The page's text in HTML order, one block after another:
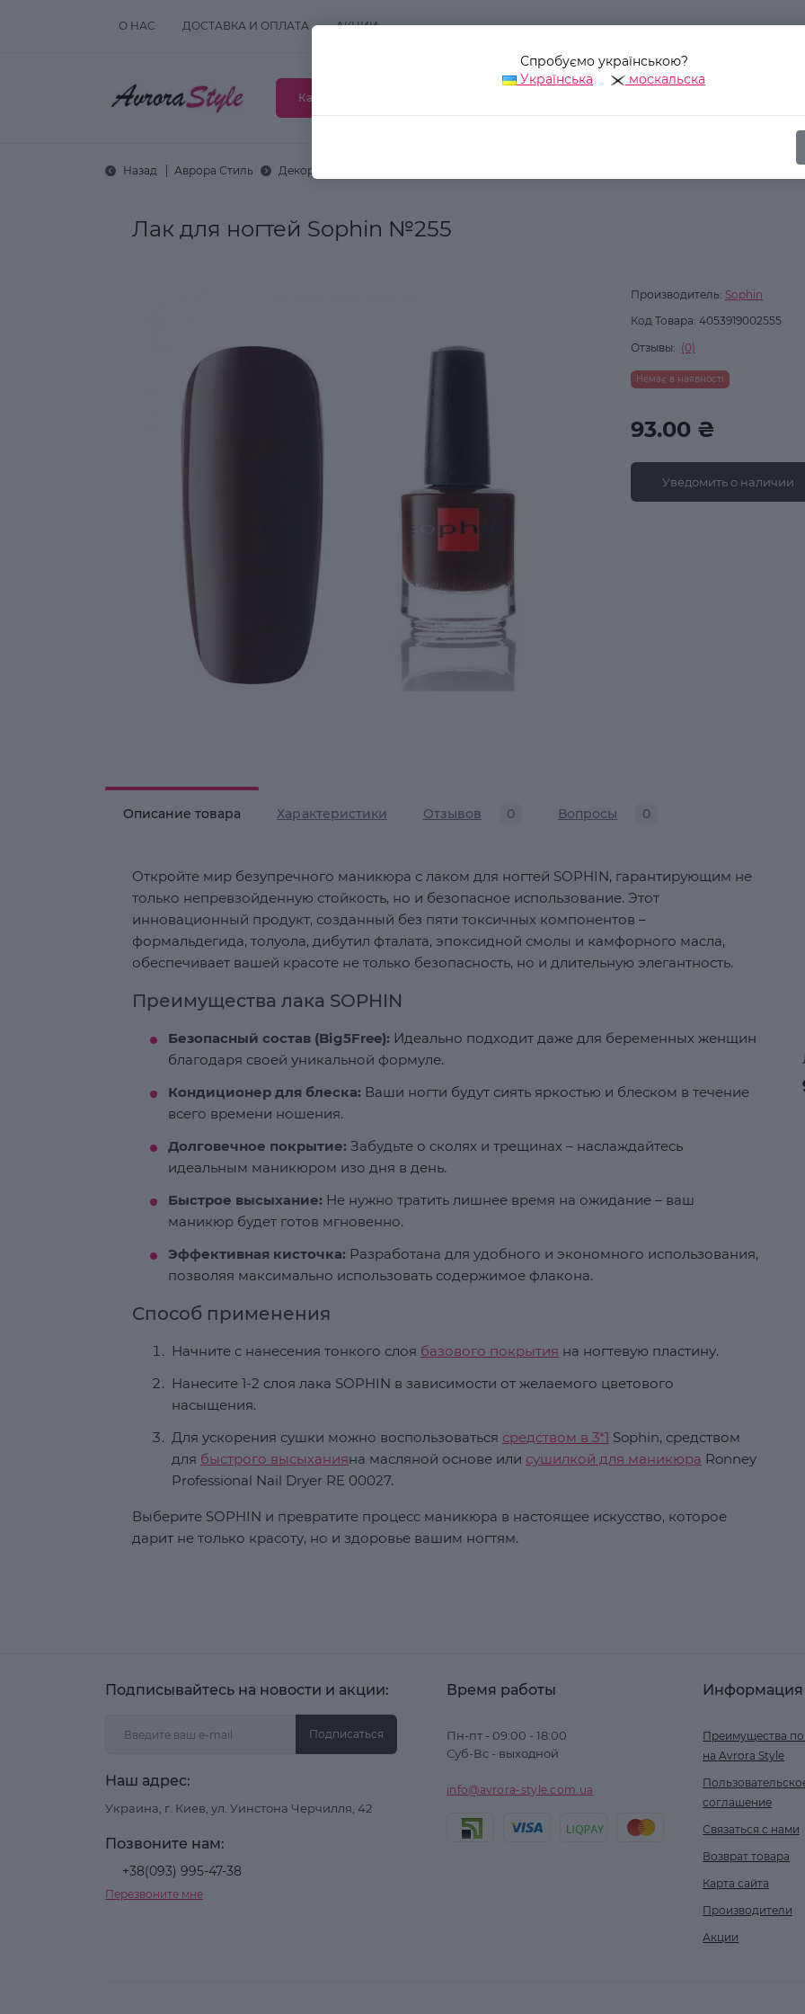
О НАС ДОСТАВКА И ОПЛАТА АКЦИИ
Каталог товаров
Назад Аврора Стиль Декоративная косметика
Спробуємо українською?
Українська
москальска
Лак для ногтей Sophin №255
Производитель: Sophin
Код Товара: 4053919002555
Отзывы: (0)
Немає в наявності
93.00 ₴
Уведомить о наличии
Описание товара Характеристики Отзывов 0 Вопросы 0
Откройте мир безупречного маникюра с лаком для ногтей SOPHIN, гарантирующим не
только непревзойденную стойкость, но и безопасное использование. Этот
инновационный продукт, созданный без пяти токсичных компонентов –
формальдегида, толуола, дибутил фталата, эпоксидной смолы и камфорного масла,
обеспечивает вашей красоте не только безопасность, но и длительную элегантность.
Преимущества лака SOPHIN
Безопасный состав (Big5Free): Идеально подходит даже для беременных женщин
благодаря своей уникальной формуле.
Кондиционер для блеска: Ваши ногти будут сиять яркостью и блеском в течение
всего времени ношения.
Долговечное покрытие: Забудьте о сколях и трещинах – наслаждайтесь
идеальным маникюром изо дня в день.
Быстрое высыхание: Не нужно тратить лишнее время на ожидание – ваш
маникюр будет готов мгновенно.
Эффективная кисточка: Разработана для удобного и экономного использования,
позволяя максимально использовать содержимое флакона.
Способ применения
Начните с нанесения тонкого слоя базового покрытия на ногтевую пластину.
Нанесите 1-2 слоя лака SOPHIN в зависимости от желаемого цветового
насыщения.
Для ускорения сушки можно воспользоваться средством в 3*1 Sophin, средством
для быстрого высыханияна масляной основе или сушилкой для маникюра Ronney
Professional Nail Dryer RE 00027.
Выберите SOPHIN и превратите процесс маникюра в настоящее искусство, которое
дарит не только красоту, но и здоровье вашим ногтям.
Подписывайтесь на новости и акции:
Подписаться
Наш адрес:
Украина, г. Киев, ул. Уинстона Черчилля, 42
Позвоните нам:
+38(093) 995-47-38
Перезвоните мне
Время работы
Пн-пт - 09:00 - 18:00
Суб-Вс - выходной
info@avrora-style.com.ua
Информация
Преимущества
на Avrora Style
соглашение
Связаться с нами
Возврат товара
Карта сайта
Производители
Акции